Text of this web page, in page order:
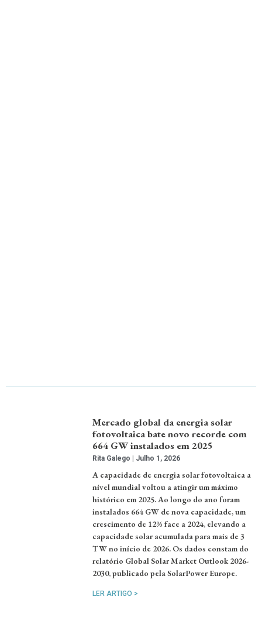
Mercado global da energia solar
fotovoltaica bate novo recorde com
664 GW instalados em 2025
Rita Galego Julho 1, 2026
A capacidade de energia solar fotovoltaica a
nível mundial voltou a atingir um máximo
histórico em 2025. Ao longo do ano foram
instalados 664 GW de nova capacidade, um
crescimento de 12% face a 2024, elevando a
capacidade solar acumulada para mais de 3
TW no início de 2026. Os dados constam do
relatório Global Solar Market Outlook 2026-
2030, publicado pela SolarPower Europe.
LER ARTIGO >